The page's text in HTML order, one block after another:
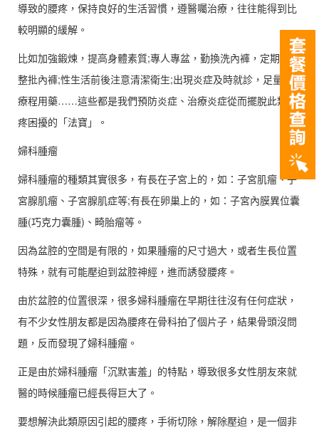
導致的腰疼，保持良好的生活習慣，遵醫囑治療，往往能得到比
較明顯的緩解。
比如加強鍛煉，提高身體素質;專人專盆，勤換洗內褲，定期更換
整批內褲;性生活前後注意清潔衛生;出現炎症及時就診，足量足
療程用藥……這些都是我們預防炎症、治療炎症從而擺脫此類腰
疼困擾的「法寶」。
婦科腫瘤
婦科腫瘤的種類其實很多，有長在子宮上的，如：子宮肌瘤、子
宮腺肌瘤、子宮腺肌症等;有長在卵巢上的，如：子宮內膜異位囊
腫(巧克力囊腫)、畸胎瘤等。
因為盆腔的空間是有限的，如果腫瘤的尺寸過大，或者生長位置
特殊，就有可能壓迫到盆腔神經，進而誘發腰疼。
由於盆腔的位置很深，很多婦科腫瘤在早期往往沒有任何症狀，
有不少女性朋友都是因為腰疼在骨科拍了個片子，結果骨頭沒問
題，反而發現了婦科腫瘤。
正是由於婦科腫瘤「沉默害羞」的特點，導致很多女性朋友來就
醫的時候腫瘤已經長得巨大了。
要想解決此類原因引起的腰疼，手術切除，解除壓迫，是一個非